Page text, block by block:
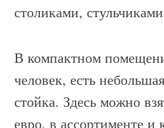
столиками,
В компактном
человек, есть
стойка. Здесь можно
евро, в ассортименте